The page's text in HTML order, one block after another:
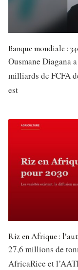
Banque mondiale :
Ousmane Diagana
milliards de FCFA
est
Riz en Afrique :
27,6 millions de
AfricaRice et